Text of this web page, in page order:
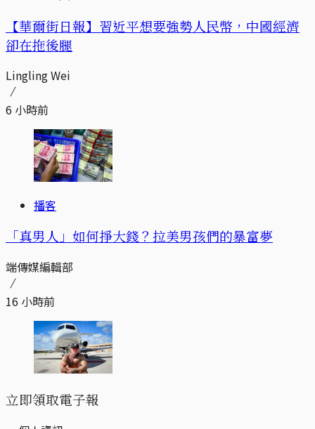
【華爾街日報】習近平想要強勢人民幣，中國經濟
卻在拖後腿
Lingling Wei
6 小時前
播客
「真男人」如何掙大錢？拉美男孩們的暴富夢
端傳媒編輯部
16 小時前
立即領取電子報